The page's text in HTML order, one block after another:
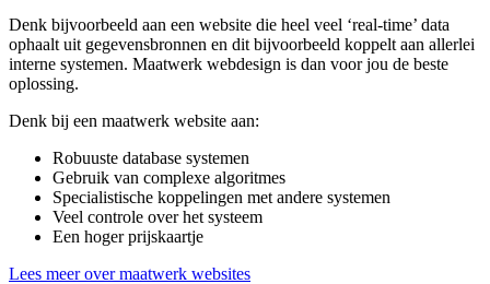
Denk bijvoorbeeld aan een website die heel veel ‘real-time’ data
ophaalt uit gegevensbronnen en dit bijvoorbeeld koppelt aan allerlei
interne systemen. Maatwerk webdesign is dan voor jou de beste
oplossing.
Denk bij een maatwerk website aan:
Robuuste database systemen
Gebruik van complexe algoritmes
Specialistische koppelingen met andere systemen
Veel controle over het systeem
Een hoger prijskaartje
Lees meer over maatwerk websites